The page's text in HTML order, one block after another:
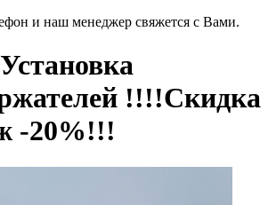
и наш менеджер свяжется с Вами.
!!!!Скидка
-20%!!!